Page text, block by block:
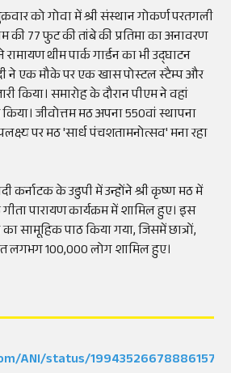
कोगोवामेंश्रीसंस्थानगोकर्णपरतगली
की77फुटकीतांबेकीप्रतिमाकाअनावरण
रामायणथीमपार्कगार्डनकाभीउद्घाटन
नेएकमौकेपरएकखासपोस्टलस्टैम्पऔर
किया।समारोहकेदौरानपीएमनेवहां
किया।जीवोत्तममठअपना550वांस्थापना
परमठ'सार्धपंचशतामनोत्सव'मनारहा
कर्नाटककेउडुपीमेंउन्होंनेश्रीकृष्णमठमें
गीतापारायणकार्यक्रममेंशामिलहुए।इस
कासामूहिकपाठकियागया,जिसमेंछात्रों,
लगभग100,000लोगशामिलहुए।
ANI/status/1994352667888615776